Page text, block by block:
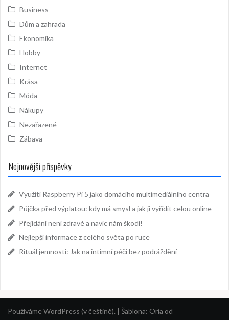
Business
Dům a zahrada
Ekonomika
Hobby
Internet
Krása
Móda
Nákupy
Nezařazené
Zábava
Nejnovější příspěvky
Využití Raspberry Pi 5 jako domácího multimediálního centra
Půjčka před výplatou: kdy má smysl a jak ji vyřídit celou online
Přejídání není zdravé a navíc nám škodí!
Nejlepší informace z celého světa po ruce
Rituál jemnosti: Jak na intimní péči bez podráždění
Používáme WordPress (v češtině). | Šablona: Oria od